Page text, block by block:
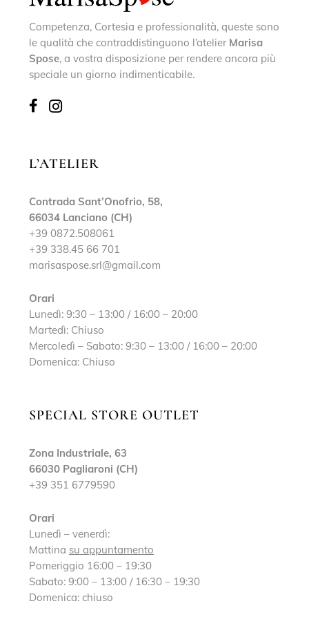
Competenza, Cortesia e professionalità, queste sono
le qualità che contraddistinguono l’atelier Marisa
Spose, a vostra disposizione per rendere ancora più
speciale un giorno indimenticabile.
L’ATELIER
Contrada Sant’Onofrio, 58,
66034 Lanciano (CH)
+39 0872.508061
+39 338.45 66 701
marisaspose.srl@gmail.com
Orari
Lunedì: 9:30 – 13:00 / 16:00 – 20:00
Martedì: Chiuso
Mercoledì – Sabato: 9:30 – 13:00 / 16:00 – 20:00
Domenica: Chiuso
SPECIAL STORE OUTLET
Zona Industriale, 63
66030 Pagliaroni (CH)
+39 351 6779590
Orari
Lunedì – venerdì:
Mattina su appuntamento
Pomeriggio 16:00 – 19:30
Sabato: 9:00 – 13:00 / 16:30 – 19:30
Domenica: chiuso